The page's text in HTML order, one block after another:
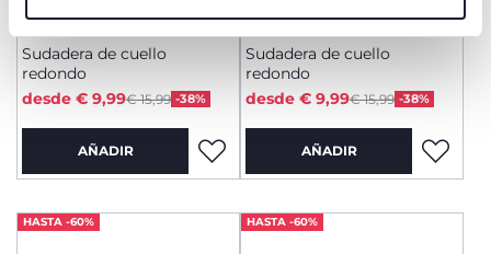
+ COLORES
Sudadera de cuello
redondo
Price reduced from
€ 15,99 -38%
to
desde € 9,99
AÑADIR
+ COLORES
Sudadera de cuello
redondo
Price reduced from
€ 15,99 -38%
to
desde € 9,99
AÑADIR
HASTA -60% HASTA -60%